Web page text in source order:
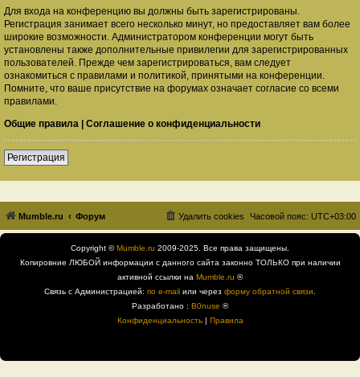
Для входа на конференцию вы должны быть зарегистрированы.
Регистрация занимает всего несколько минут, но предоставляет вам более
широкие возможности. Администратором конференции могут быть
установлены также дополнительные привилегии для зарегистрированных
пользователей. Прежде чем зарегистрироваться, вам следует
ознакомиться с правилами и политикой, принятыми на конференции.
Помните, что ваше присутствие на форумах означает согласие со всеми
правилами.
Общие правила | Соглашение о конфиденциальности
Регистрация
Mumble.ru Форум Часовой пояс: UTC+03:00
Удалить cookies
Copyright ©Mumble.ru 2009-2025. Все права защищены.
Копировние ЛЮБОЙ информации с данного сайта законно ТОЛЬКО при наличии
активной ссылки на Mumble.ru ®
Связь с Администрацией: по e-mail или через форму обратной связи
Разработано : B0nuse ®
Конфиденциальность| Правила